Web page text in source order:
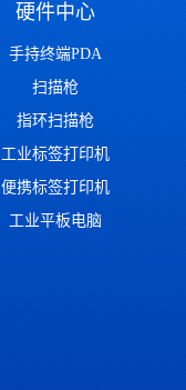
硬件中心
手持终端PDA
扫描枪
指环扫描枪
工业标签打印机
便携标签打印机
工业平板电脑